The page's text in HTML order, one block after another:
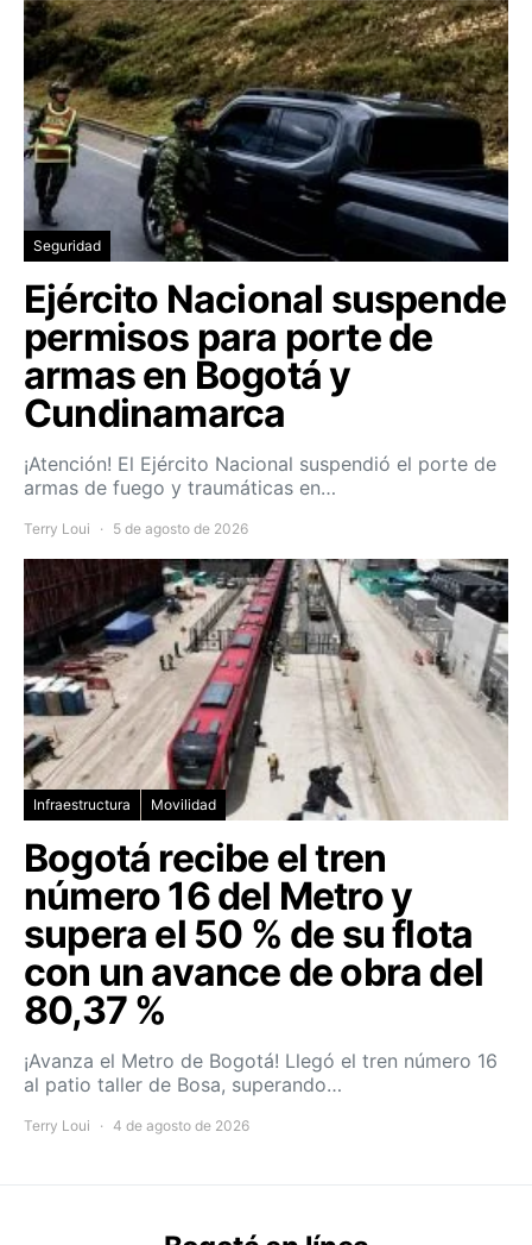
Seguridad
Ejército Nacional suspende
permisos para porte de
armas en Bogotá y
Cundinamarca
¡Atención! El Ejército Nacional suspendió el porte de
armas de fuego y traumáticas en…
Terry Loui 5 de agosto de 2026
Infraestructura Movilidad
Bogotá recibe el tren
número 16 del Metro y
supera el 50 % de su flota
con un avance de obra del
80,37 %
¡Avanza el Metro de Bogotá! Llegó el tren número 16
al patio taller de Bosa, superando…
Terry Loui 4 de agosto de 2026